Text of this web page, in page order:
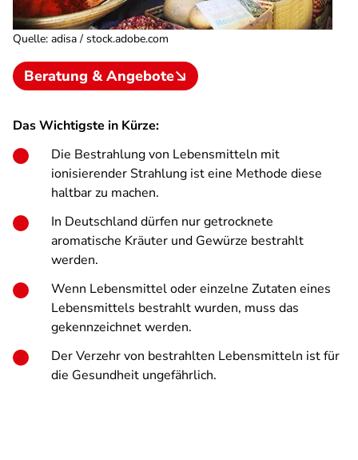
Quelle: adisa / stock.adobe.com
Beratung & Angebote
Das Wichtigste in Kürze:
Die Bestrahlung von Lebensmitteln mit
ionisierender Strahlung ist eine Methode diese
haltbar zu machen.
In Deutschland dürfen nur getrocknete
aromatische Kräuter und Gewürze bestrahlt
werden.
Wenn Lebensmittel oder einzelne Zutaten eines
Lebensmittels bestrahlt wurden, muss das
gekennzeichnet werden.
Der Verzehr von bestrahlten Lebensmitteln ist für
die Gesundheit ungefährlich.